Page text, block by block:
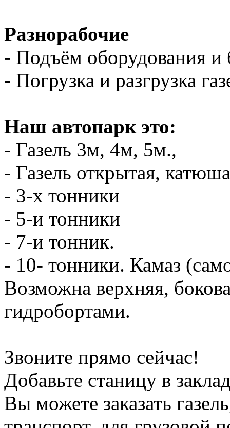
Разнорабочие
- Подъём оборудования и
- Погрузка и разгрузка
Наш автопарк это:
- Газель 3м, 4м, 5м.,
- Газель открытая,
- 3-х тонники
- 5-и тонники
- 7-и тонник.
- 10- тонники. Камаз
Возможна верхняя,
гидробортами.
Звоните прямо сейчас!
Добавьте станицу в
Вы можете заказать